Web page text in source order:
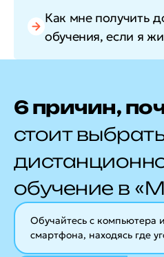
Как мне получить
обучения, если я
6 причин,
стоит
обучение в
Обучайтесь с компьютера
смартфона, находясь где